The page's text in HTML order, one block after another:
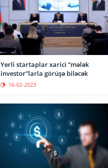
Yerli startaplar xarici “mələk
investor”larla görüşə biləcək
16-02-2023